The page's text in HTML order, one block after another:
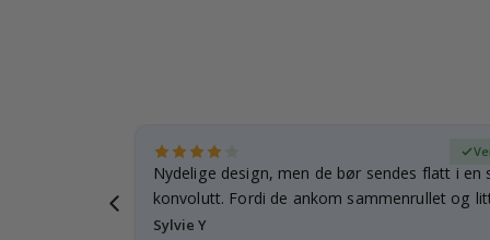
Nydelige design, men de bør sendes flatt i en
konvolutt. Fordi de ankom sammenrullet og
skulle de…
Sylvie Y